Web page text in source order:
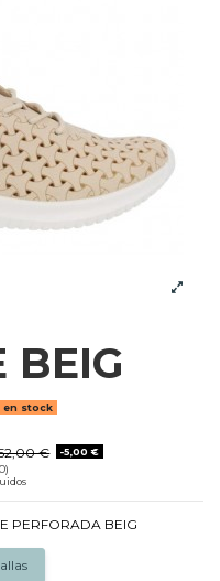
BEIG
en stock
€
-5,00 €
PERFORADA BEIG